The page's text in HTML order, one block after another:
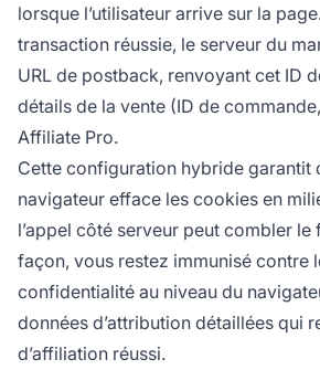
lorsque l’utilisateur arrive sur la
transaction réussie, le serveur du
URL de postback, renvoyant cet ID
détails de la vente (ID de
Affiliate Pro.
Cette configuration hybride garantit
navigateur efface les cookies en
l’appel côté serveur peut combler le
façon, vous restez immunisé contre
confidentialité au niveau du
données d’attribution détaillées qui
d’affiliation réussi.